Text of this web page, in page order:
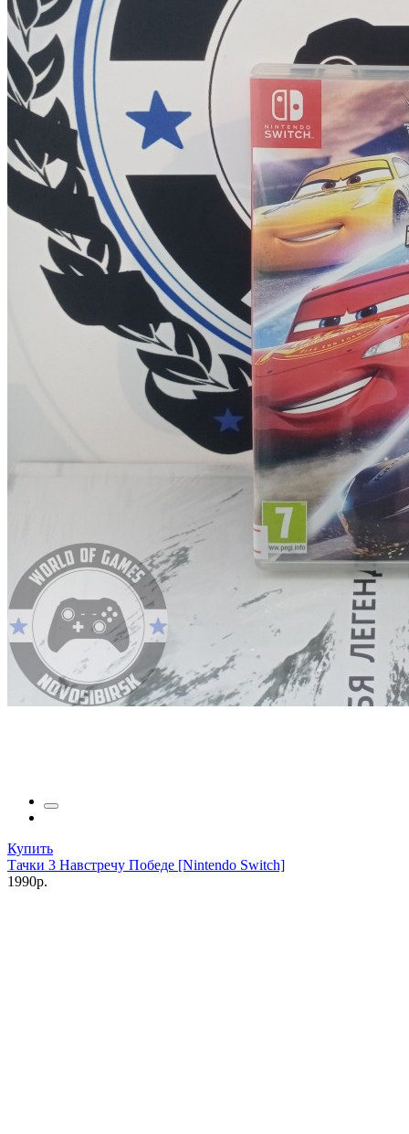
Купить
Тачки 3 Навстречу Победе [Nintendo Switch]
1990р.